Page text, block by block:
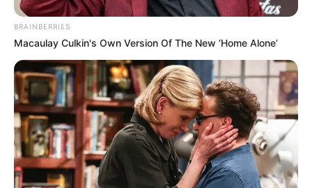
Es gibt noch viele weitere sehenswerte Städte und
Ausflugsziele imUmkreis von Wernigerode
gesamten Bundesland, die entdeckt werden wollen.
Hierfür kann die Rubrik mit denschönsten Städten in
Sachsen-Anhaltangeklickt werden.
In Wernigerode findet jedes Jahr im Dezember ein
BRAINBERRIES
Macaulay Culkin's Own Version Of The New ‘Home Alone’